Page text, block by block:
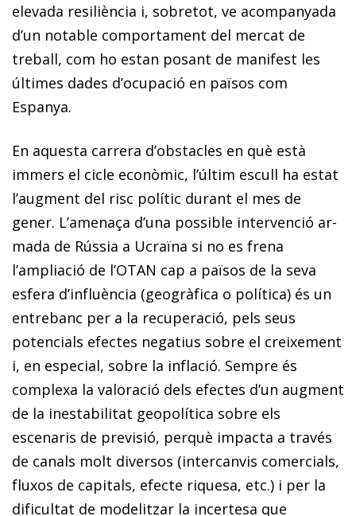
elevada resiliència i, sobretot, ve acompanyada
d’un notable comportament del mercat de
treball, com ho estan posant de manifest les
últimes dades d’ocupació en països com
Espanya.
En aquesta carrera d’obstacles en què està
immers el cicle econòmic, l’últim escull ha estat
l’augment del risc polític du­­rant el mes de
gener. L’amenaça d’una possible intervenció ar­­
mada de Rússia a Ucraïna si no es frena
l’ampliació de l’OTAN cap a països de la seva
esfera d’influència (geogràfica o política) és un
entrebanc per a la recuperació, pels seus
potencials efectes negatius sobre el creixement
i, en especial, sobre la inflació. Sempre és
complexa la valoració dels efectes d’un augment
de la inestabilitat geopolítica sobre els
escenaris de previsió, perquè impacta a través
de canals molt diversos (in­­tercanvis comercials,
fluxos de capitals, efecte riquesa, etc.) i per la
dificultat de modelitzar la incertesa que